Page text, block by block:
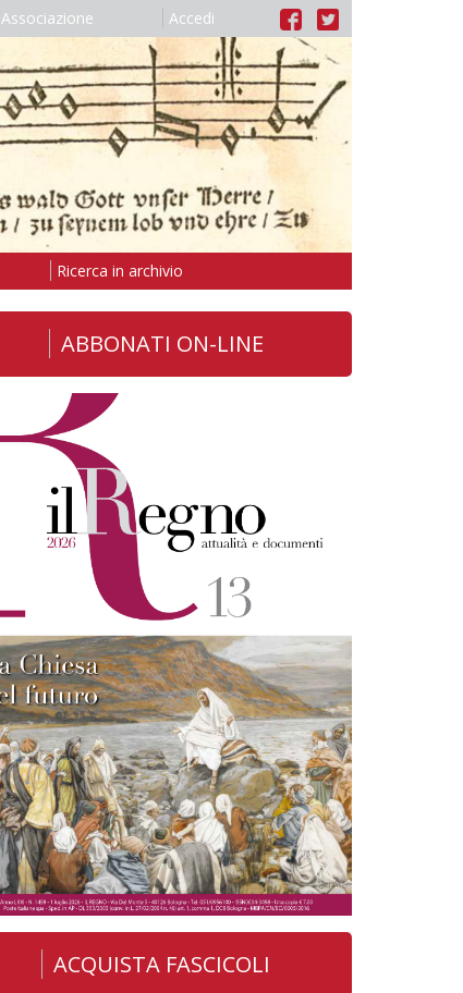
Associazione Accedi
Ricerca in archivio
ABBONATI ON-LINE
ACQUISTA FASCICOLI